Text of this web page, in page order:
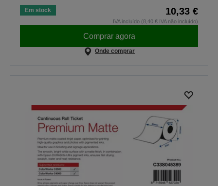
Em stock 10,33 €
IVA incluído (8,40 € IVA não incluído)
Comprar agora
Onde comprar